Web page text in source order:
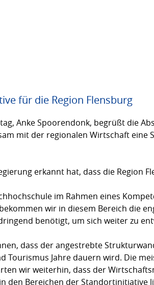
für die Region Flensburg
Anke Spoorendonk, begrüßt die
mit der regionalen Wirtschaft eine
erkannt hat, dass die Region
im Rahmen eines
wir in diesem Bereich die
benötigt, um sich weiter zu
dass der angestrebte
Tourismus Jahre dauern wird. Die
wir weiterhin, dass der
den Bereichen der Standortinitiative